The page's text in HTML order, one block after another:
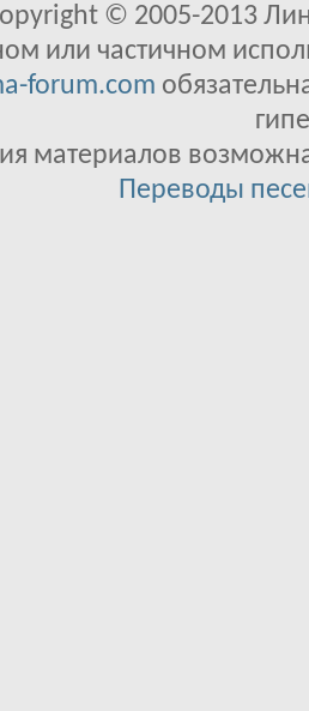
© 2005-2013
или частичном
forum.com
материалов
Переводы